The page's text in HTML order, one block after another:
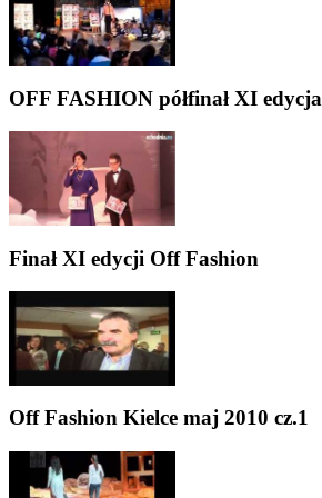
OFF FASHION półfinał XI edycja
Finał XI edycji Off Fashion
Off Fashion Kielce maj 2010 cz.1